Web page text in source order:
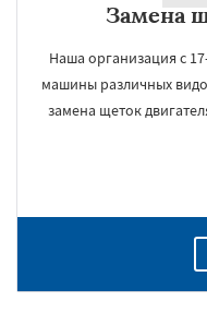
Замена
Наша организация с
машины различных
замена щеток